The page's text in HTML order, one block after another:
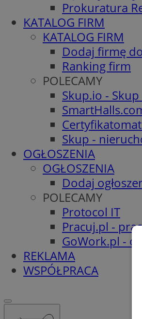
Prokuratura
KATALOG FIRM
KATALOG FIRM
Dodaj firmę
Ranking firm
POLECAMY
Skup.io -
Skup -
OGŁOSZENIA
OGŁOSZENIA
Dodaj
POLECAMY
Protocol IT
Pracuj.pl -
GoWork.pl -
REKLAMA
WSPÓŁPRACA